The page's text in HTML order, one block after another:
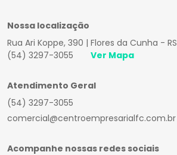
Nossa localização
Rua Ari Koppe, 390 | Flores da Cunha - RS
(54) 3297-3055
Ver Mapa
Atendimento Geral
(54) 3297-3055
comercial@centroempresarialfc.com.br
Acompanhe nossas redes sociais